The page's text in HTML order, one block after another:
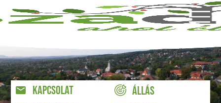
KAPCSOLAT
ÁLLÁS